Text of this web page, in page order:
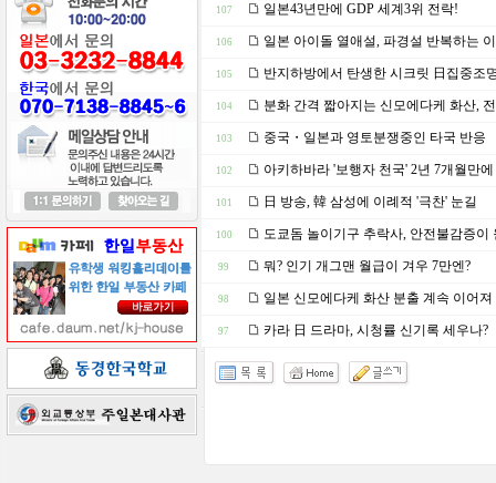
107 일본43년만에 GDP 세계3위 전락!
106 일본 아이돌 열애설, 파경설 반복하는
105 반지하방에서 탄생한 시크릿 日집중조
104 분화 간격 짧아지는 신모에다케 화산,
103 중국・일본과 영토분쟁중인 타국 반응
102 아키하바라 '보행자 천국' 2년 7개월만
101 日 방송, 韓 삼성에 이례적 '극찬' 눈길
100 도쿄돔 놀이기구 추락사, 안전불감증이
99 뭐? 인기 개그맨 월급이 겨우 7만엔?
98 일본 신모에다케 화산 분출 계속 이어져
97 카라 日 드라마, 시청률 신기록 세우나?